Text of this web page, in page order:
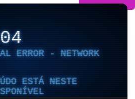
ERROR - NETWORK
ESTÁ NESTE